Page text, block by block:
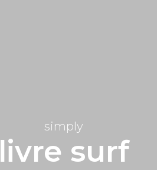
simply
livre surf